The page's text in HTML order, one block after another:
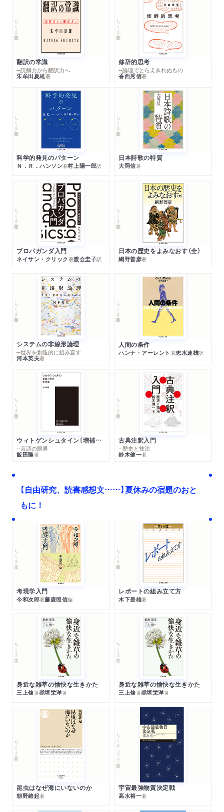
ちくま学芸文庫
翻訳の常識
─読解力から翻訳力へ
朱牟田夏雄著
ちくま学芸文庫
修辞的思考
─論理でとらえきれぬもの
香西秀信著
ちくま学芸文庫
科学的発見のパターン
Ｎ．Ｒ．ハンソン著村上陽一郎訳
ちくま学芸文庫
日本詩歌の特質
大岡信著
ちくま学芸文庫
プロパガンダ入門
ネイサン・クリック著渡会圭子訳
ちくま学芸文庫
日本の歴史をよみなおす（全）
網野善彦著
ちくま学芸文庫
システムの非線形論理
─世界を創造的に組み直す
河本英夫著
ちくま学芸文庫
人間の条件
ハンナ・アーレント 著志水速雄訳
ちくま学芸文庫
ウィトゲンシュタイン〔増補新版〕
─言語の限界
飯田隆著
ちくま学芸文庫
古典注釈入門
─歴史と技法
鈴木健一著
【自由研究、読書感想文……】夏休みの宿題のおと
もに！
ちくま文庫
考現学入門
今和次郎著藤森照信編
ちくま学芸文庫
レポートの組み立て方
木下是雄著
ちくま文庫
身近な雑草の愉快な生きかた
三上修著稲垣栄洋著
ちくま文庫
身近な雑草の愉快な生きかた
三上修著稲垣栄洋著
ちくま新書
昆虫はなぜ海にいないのか
朝野維起著
ちくまプリマー新書
宇宙最強物質決定戦
高水裕一著